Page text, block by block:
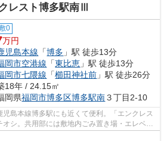
レスト博多駅南Ⅲ
0
万円
児島本線 「博多 」駅 徒歩13分
岡市空港線 「東比恵 」駅 徒歩13分
岡市七隈線 「櫛田神社前 」駅 徒歩26分
18年 / 24.15㎡
岡県福岡市博多区博多駅南３丁目2-10
島本線博多駅にも近くて便利。「エンクレス
シ。共用部には敷地内ごみ置き場・エレベー
が揃ってい...